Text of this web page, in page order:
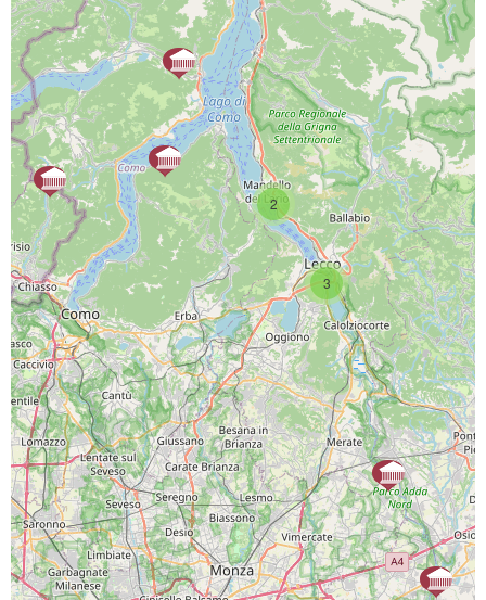
2
3
PARTNER DI PROGETTO:
SCARICA L'APP
PAGINE SOCIAL